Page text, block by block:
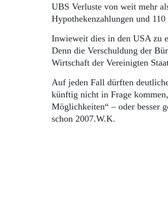
UBS Verluste von weit mehr
Hypothekenzahlungen und
Inwieweit dies in den USA zu
Denn die Verschuldung der
Wirtschaft der Vereinigten
Auf jeden Fall dürften
künftig nicht in Frage
Möglichkeiten“ – oder besser
schon 2007.W.K.